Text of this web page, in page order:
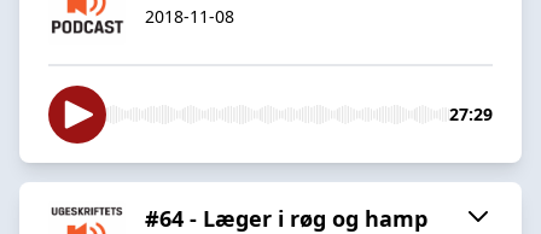
2018-11-08
27:29
#64 - Læger i røg og hamp